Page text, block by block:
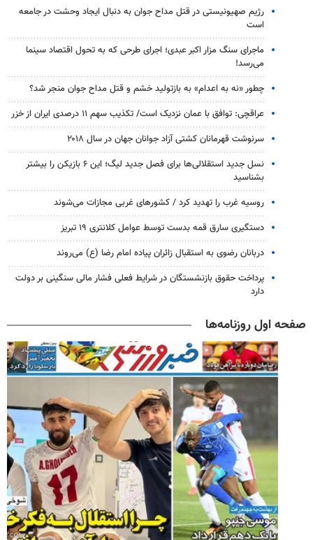
رژیم صهیونیستی در قتل مداح جوان به دنبال ایجاد وحشت در جامعه
است
ماجرای سنگ مزار اکبر عبدی؛ اجرای طرحی که به تحول اقتصاد سینما
می‌رسد!
چطور «نه به اعدام» به بازتولید خشم و قتل مداح جوان منجر شد؟
عراقچی: توافق با عمان نزدیک است/ تکذیب سهم ۱۱ درصدی ایران از خزر
سرنوشت قهرمانان کشتی آزاد جوانان جهان در سال ۲۰۱۸
نسل جدید استقلالی‌ها برای فصل جدید لیگ؛ این ۶ بازیکن را بیشتر
بشناسید
روسیه غرب را تهدید کرد / کشورهای غربی مجازات می‌شوند
دستگیری سارق قمه بدست توسط عوامل کلانتری ۱۹ تبریز
دربانان رضوی به استقبال زائران پیاده امام رضا (ع) می‌روند
پرداخت حقوق بازنشستگان در شرایط فعلی فشار مالی سنگینی بر دولت
دارد
صفحه اول روزنامه‌ها